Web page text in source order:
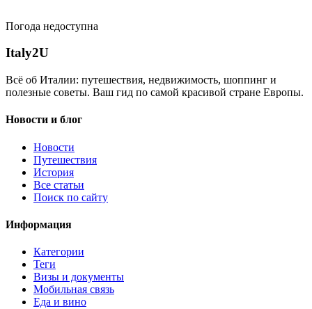
Погода недоступна
Italy2U
Всё об Италии: путешествия, недвижимость, шоппинг и
полезные советы. Ваш гид по самой красивой стране Европы.
Новости и блог
Новости
Путешествия
История
Все статьи
Поиск по сайту
Информация
Категории
Теги
Визы и документы
Мобильная связь
Еда и вино